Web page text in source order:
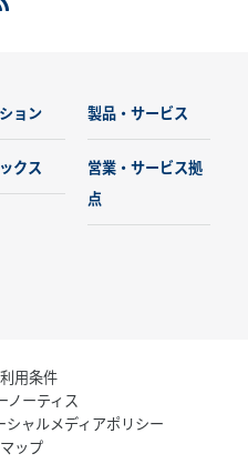
ョン 製品・サービス
クス
営業・サービス拠
点
用条件
ノーティス
シャルメディアポリシー
ップ